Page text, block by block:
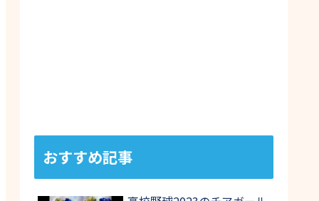
おすすめ記事